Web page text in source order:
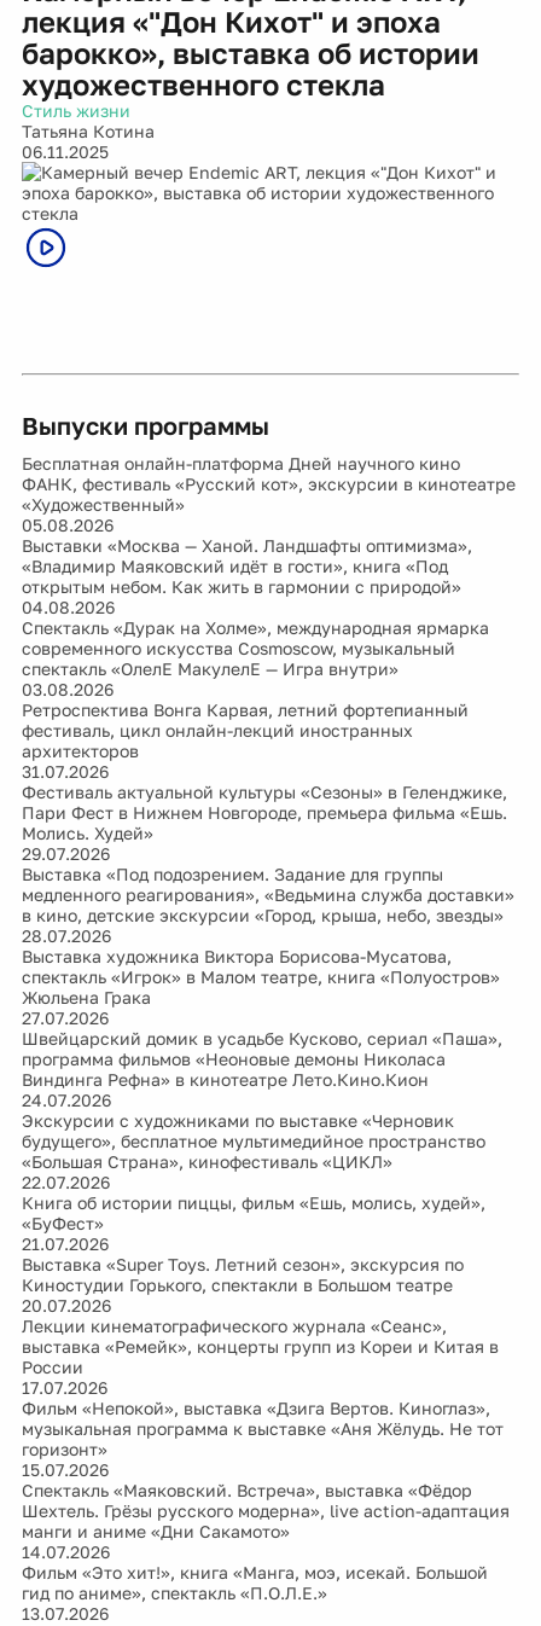
лекция «"Дон Кихот" и эпоха
барокко», выставка об истории
художественного стекла
Стиль жизни
Татьяна Котина
06.11.2025
Выпуски программы
Бесплатная онлайн-платформа Дней научного кино
ФАНК, фестиваль «Русский кот», экскурсии в кинотеатре
«Художественный»
05.08.2026
Выставки «Москва — Ханой. Ландшафты оптимизма»,
«Владимир Маяковский идёт в гости», книга «Под
открытым небом. Как жить в гармонии с природой»
04.08.2026
Спектакль «Дурак на Холме», международная ярмарка
современного искусства Cosmoscow, музыкальный
спектакль «ОлелЕ МакулелЕ — Игра внутри»
03.08.2026
Ретроспектива Вонга Карвая, летний фортепианный
фестиваль, цикл онлайн-лекций иностранных
архитекторов
31.07.2026
Фестиваль актуальной культуры «Сезоны» в Геленджике,
Пари Фест в Нижнем Новгороде, премьера фильма «Ешь.
Молись. Худей»
29.07.2026
Выставка «Под подозрением. Задание для группы
медленного реагирования», «Ведьмина служба доставки»
в кино, детские экскурсии «Город, крыша, небо, звезды»
28.07.2026
Выставка художника Виктора Борисова-Мусатова,
спектакль «Игрок» в Малом театре, книга «Полуостров»
Жюльена Грака
27.07.2026
Швейцарский домик в усадьбе Кусково, сериал «Паша»,
программа фильмов «Неоновые демоны Николаса
Виндинга Рефна» в кинотеатре Лето.Кино.Кион
24.07.2026
Экскурсии с художниками по выставке «Черновик
будущего», бесплатное мультимедийное пространство
«Большая Страна», кинофестиваль «ЦИКЛ»
22.07.2026
Книга об истории пиццы, фильм «Ешь, молись, худей»,
«БуФест»
21.07.2026
Выставка «Super Toys. Летний сезон», экскурсия по
Киностудии Горького, спектакли в Большом театре
20.07.2026
Лекции кинематографического журнала «Сеанс»,
выставка «Ремейк», концерты групп из Кореи и Китая в
России
17.07.2026
Фильм «Непокой», выставка «Дзига Вертов. Киноглаз»,
музыкальная программа к выставке «Аня Жёлудь. Не тот
горизонт»
15.07.2026
Спектакль «Маяковский. Встреча», выставка «Фёдор
Шехтель. Грёзы русского модерна», live action-адаптация
манги и аниме «Дни Сакамото»
14.07.2026
Фильм «Это хит!», книга «Манга, моэ, исекай. Большой
гид по аниме», спектакль «П.О.Л.Е.»
13.07.2026